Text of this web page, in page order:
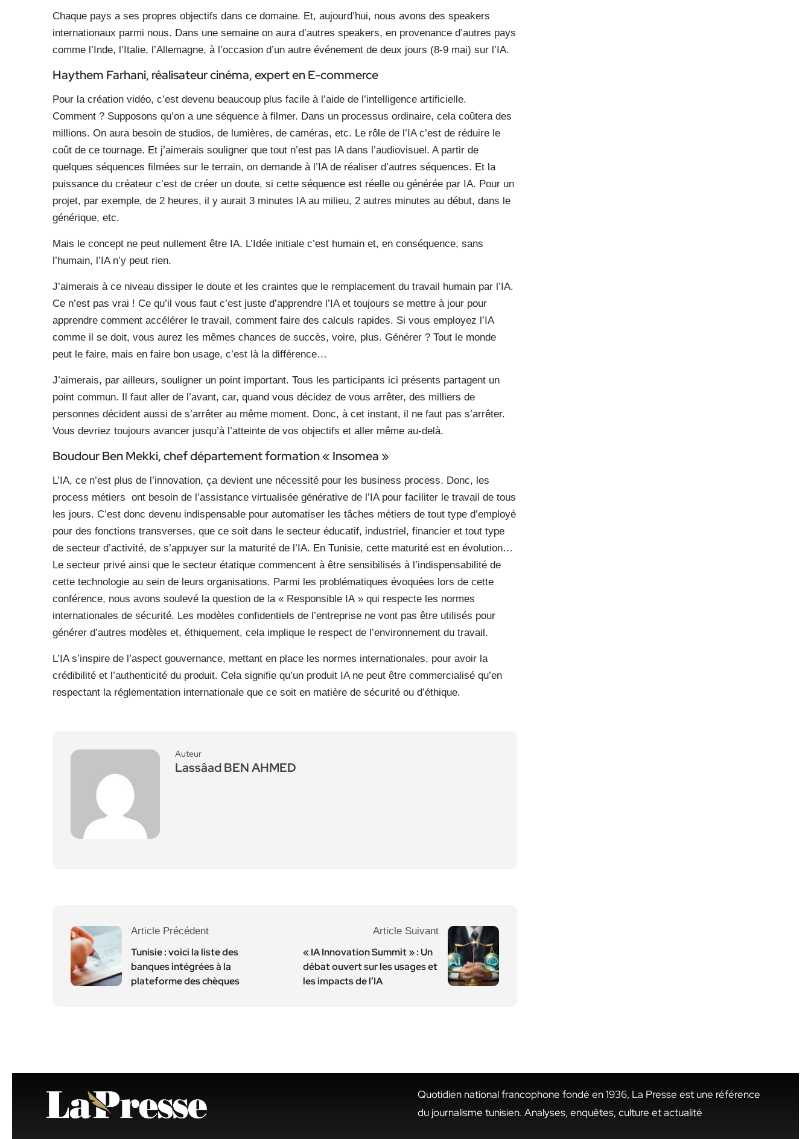
Chaque pays a ses propres objectifs dans ce domaine. Et, aujourd’hui, nous avons des speakers
internationaux parmi nous. Dans une semaine on aura d’autres speakers, en provenance d’autres pays
comme l’Inde, l’Italie, l’Allemagne, à l’occasion d’un autre événement de deux jours (8-9 mai) sur l’IA.
Haythem Farhani, réalisateurcinéma, expert en E-commerce
Pour la création vidéo, c’est devenu beaucoup plus facile à l’aide de l’intelligence artificielle.
Comment ? Supposons qu’on a une séquence à filmer. Dans un processus ordinaire, cela coûtera des
millions. On aura besoin de studios, de lumières, de caméras, etc. Le rôle de l’IA c’est de réduire le
coût de ce tournage. Et j’aimerais souligner que tout n’est pas IA dans l’audiovisuel. A partir de
quelques séquences filmées sur le terrain, on demande à l’IA de réaliser d’autres séquences. Et la
puissance du créateur c’est de créer un doute, si cette séquence est réelle ou générée par IA. Pour un
projet, par exemple, de 2 heures, il y aurait 3 minutes IA au milieu, 2 autres minutes au début, dans le
générique, etc.
Mais le concept ne peut nullement être IA. L’Idée initiale c’est humain et, en conséquence, sans
l’humain, l’IA n’y peut rien.
J’aimerais à ce niveau dissiper le doute et les craintes que le remplacement du travail humain par l’IA.
Ce n’est pas vrai ! Ce qu’il vous faut c’est juste d’apprendre l’IA et toujours se mettre à jour pour
apprendre comment accélérer le travail, comment faire des calculs rapides. Si vous employez l’IA
comme il se doit, vous aurez les mêmes chances de succès, voire, plus. Générer ? Tout le monde
peut le faire, mais en faire bon usage, c’est là la différence…
J’aimerais, par ailleurs, souligner un point important. Tous les participants ici présents partagent un
point commun. Il faut aller de l’avant, car, quand vous décidez de vous arrêter, des milliers de
personnes décident aussi de s’arrêter au même moment. Donc, à cet instant, il ne faut pas s’arrêter.
Vous devriez toujours avancer jusqu’à l’atteinte de vos objectifs et aller même au-delà.
Boudour Ben Mekki, chef département formation « Insomea »
L’IA, ce n’est plus de l’innovation, ça devient une nécessité pour les business process. Donc, les
process métiers ont besoin de l’assistance virtualisée générative de l’IA pour faciliter le travail de tous
les jours. C’est donc devenu indispensable pour automatiser les tâches métiers de tout type d’employé
pour des fonctions transverses, que ce soit dans le secteur éducatif, industriel, financier et tout type
de secteur d’activité, de s’appuyer sur la maturité de l’IA. En Tunisie, cette maturité est en évolution…
Le secteur privé ainsi que le secteur étatique commencent à être sensibilisés à l’indispensabilité de
cette technologie au sein de leurs organisations. Parmi les problématiques évoquées lors de cette
conférence, nous avons soulevé la question de la « Responsible IA » qui respecte les normes
internationales de sécurité. Les modèles confidentiels de l’entreprise ne vont pas être utilisés pour
générer d’autres modèles et, éthiquement, cela implique le respect de l’environnement du travail.
L’IA s’inspire de l’aspect gouvernance, mettant en place les normes internationales, pour avoir la
crédibilité et l’authenticité du produit. Cela signifie qu’un produit IA ne peut être commercialisé qu’en
respectant la réglementation internationale que ce soit en matière de sécurité ou d’éthique.
Auteur
Lassâad BEN AHMED
Article Précédent
Tunisie : voici la liste des
banques intégrées à la
plateforme des chèques
Article Suivant
« IA Innovation Summit » : Un
débat ouvert sur les usages et
les impacts de l’IA
Quotidien national francophone fondé en 1936, La Presse est une référence
du journalisme tunisien. Analyses, enquêtes, culture et actualité